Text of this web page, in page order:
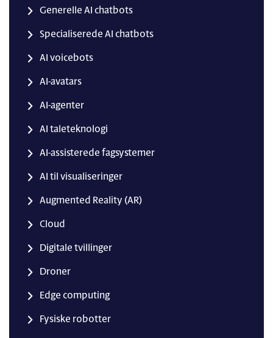
Generelle AI chatbots
Specialiserede AI chatbots
AI voicebots
AI-avatars
AI-agenter
AI taleteknologi
AI-assisterede fagsystemer
AI til visualiseringer
Augmented Reality (AR)
Cloud
Digitale tvillinger
Droner
Edge computing
Fysiske robotter